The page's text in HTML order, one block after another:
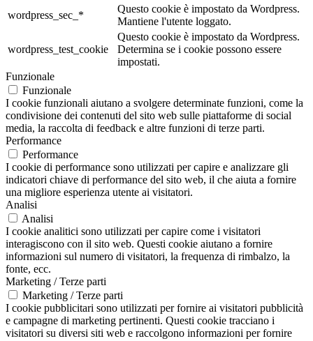
wordpress_sec_*
Questo cookie è impostato da Wordpress.
Mantiene l'utente loggato.
wordpress_test_cookie
Questo cookie è impostato da Wordpress.
Determina se i cookie possono essere
impostati.
Funzionale
Funzionale
I cookie funzionali aiutano a svolgere determinate funzioni, come la
condivisione dei contenuti del sito web sulle piattaforme di social
media, la raccolta di feedback e altre funzioni di terze parti.
Performance
Performance
I cookie di performance sono utilizzati per capire e analizzare gli
indicatori chiave di performance del sito web, il che aiuta a fornire
una migliore esperienza utente ai visitatori.
Analisi
Analisi
I cookie analitici sono utilizzati per capire come i visitatori
interagiscono con il sito web. Questi cookie aiutano a fornire
informazioni sul numero di visitatori, la frequenza di rimbalzo, la
fonte, ecc.
Marketing / Terze parti
Marketing / Terze parti
I cookie pubblicitari sono utilizzati per fornire ai visitatori pubblicità
e campagne di marketing pertinenti. Questi cookie tracciano i
visitatori su diversi siti web e raccolgono informazioni per fornire